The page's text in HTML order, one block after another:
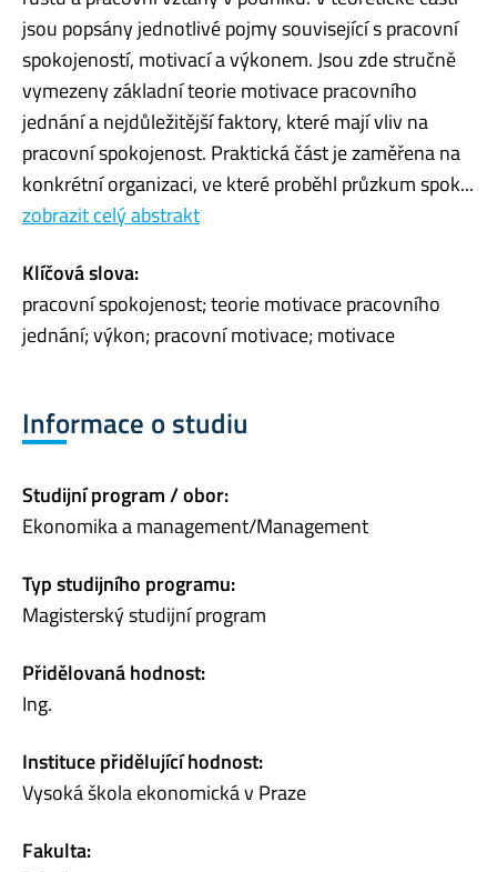
jsou popsány jednotlivé pojmy související s pracovní
spokojeností, motivací a výkonem. Jsou zde stručně
vymezeny základní teorie motivace pracovního
jednání a nejdůležitější faktory, které mají vliv na
pracovní spokojenost. Praktická část je zaměřena na
konkrétní organizaci, ve které proběhl průzkum spok...
zobrazit celý abstrakt
Klíčová slova:
pracovní spokojenost; teorie motivace pracovního
jednání; výkon; pracovní motivace; motivace
Informace o studiu
Studijní program / obor:
Ekonomika a management/Management
Typ studijního programu:
Magisterský studijní program
Přidělovaná hodnost:
Ing.
Instituce přidělující hodnost:
Vysoká škola ekonomická v Praze
Fakulta: